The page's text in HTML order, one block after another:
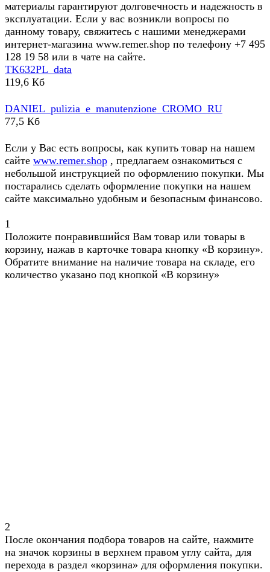
материалы гарантируют долговечность и надежность в
эксплуатации. Если у вас возникли вопросы по
данному товару, свяжитесь с нашими менеджерами
интернет-магазина www.remer.shop по телефону +7 495
128 19 58 или в чате на сайте.
TK632PL_data
119,6 Кб
DANIEL_pulizia_e_manutenzione_CROMO_RU
77,5 Кб
Если у Вас есть вопросы, как купить товар на нашем
сайте www.remer.shop , предлагаем ознакомиться с
небольшой инструкцией по оформлению покупки. Мы
постарались сделать оформление покупки на нашем
сайте максимально удобным и безопасным финансово.
1
Положите понравившийся Вам товар или товары в
корзину, нажав в карточке товара кнопку «В корзину».
Обратите внимание на наличие товара на складе, его
количество указано под кнопкой «В корзину»
2
После окончания подбора товаров на сайте, нажмите
на значок корзины в верхнем правом углу сайта, для
перехода в раздел «корзина» для оформления покупки.